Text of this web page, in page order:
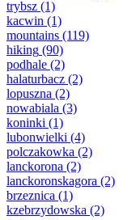
trybsz (1)
kacwin (1)
mountains (119)
hiking (90)
podhale (2)
halaturbacz (2)
lopuszna (2)
nowabiala (3)
koninki (1)
lubonwielki (4)
polczakowka (2)
lanckorona (2)
lanckoronskagora (2)
brzeznica (1)
kzebrzydowska (2)